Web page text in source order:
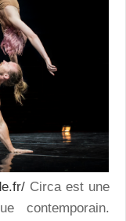
Circa est une
contemporain.